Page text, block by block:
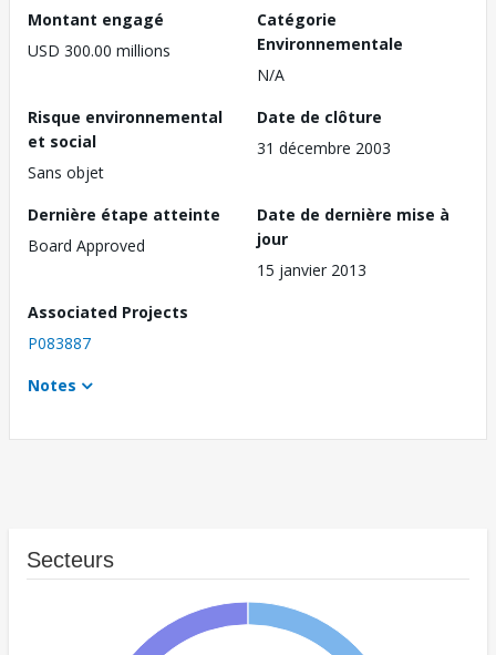
Montant engagé
USD 300.00 millions
Catégorie
Environnementale
N/A
Risque environnemental
et social
Sans objet
Date de clôture
31 décembre 2003
Dernière étape atteinte
Board Approved
Date de dernière mise à
jour
15 janvier 2013
Associated Projects
P083887
Notes
Secteurs